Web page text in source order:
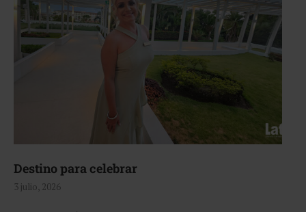
Destino para celebrar
3 julio, 2026